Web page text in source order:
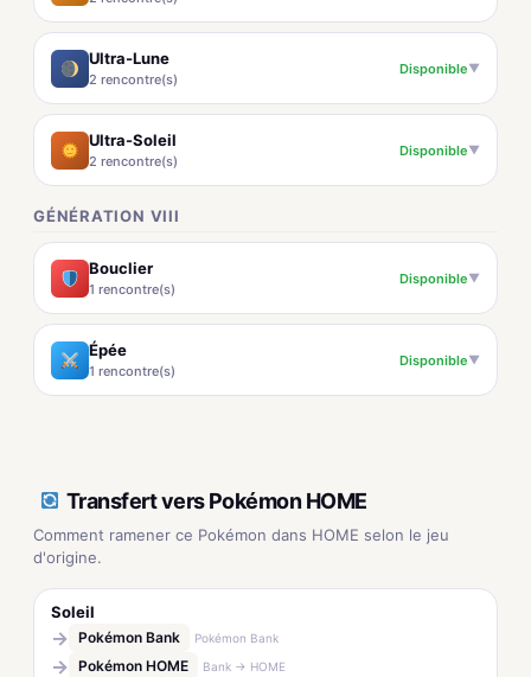
Ultra-Lune
2 rencontre(s)
Disponible▼
Ultra-Soleil
2 rencontre(s)
Disponible▼
GÉNÉRATION VIII
Bouclier
1 rencontre(s)
Disponible▼
Épée
1 rencontre(s)
Disponible▼
Transfert vers Pokémon HOME
Comment ramener ce Pokémon dans HOME selon le jeu
d'origine.
Soleil
→ Pokémon Bank Pokémon Bank
→ Pokémon HOME Bank → HOME